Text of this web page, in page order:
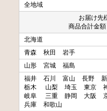
全地域
お届け先
商品合計金
北海道
青森
秋田 岩手
山形
宮城 福島
福井
石川 富山 長野
栃木
山梨 埼玉 東京
岐阜
三重 静岡 大阪
兵庫
和歌山